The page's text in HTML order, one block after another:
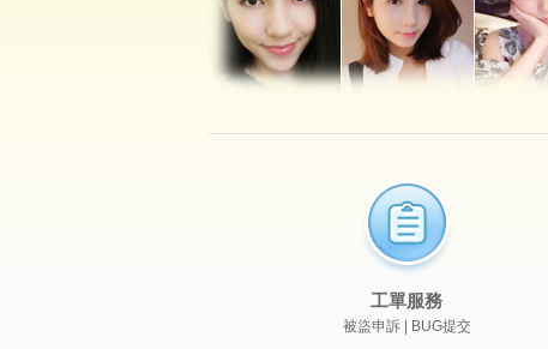
工單服務
被盜申訴 | BUG提交